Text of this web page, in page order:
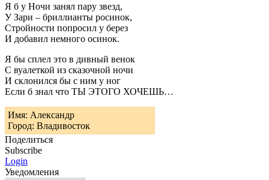
Я б у Ночи занял пару звезд,
У Зари – бриллианты росинок,
Стройности попросил у берез
И добавил немного осинок.
Я бы сплел это в дивный венок
С вуалеткой из сказочной ночи
И склонился бы с ним у ног
Если б знал что ТЫ ЭТОГО ХОЧЕШЬ…
Имя: Александр
Город: Владивосток
Поделиться
Subscribe
Login
Уведомления